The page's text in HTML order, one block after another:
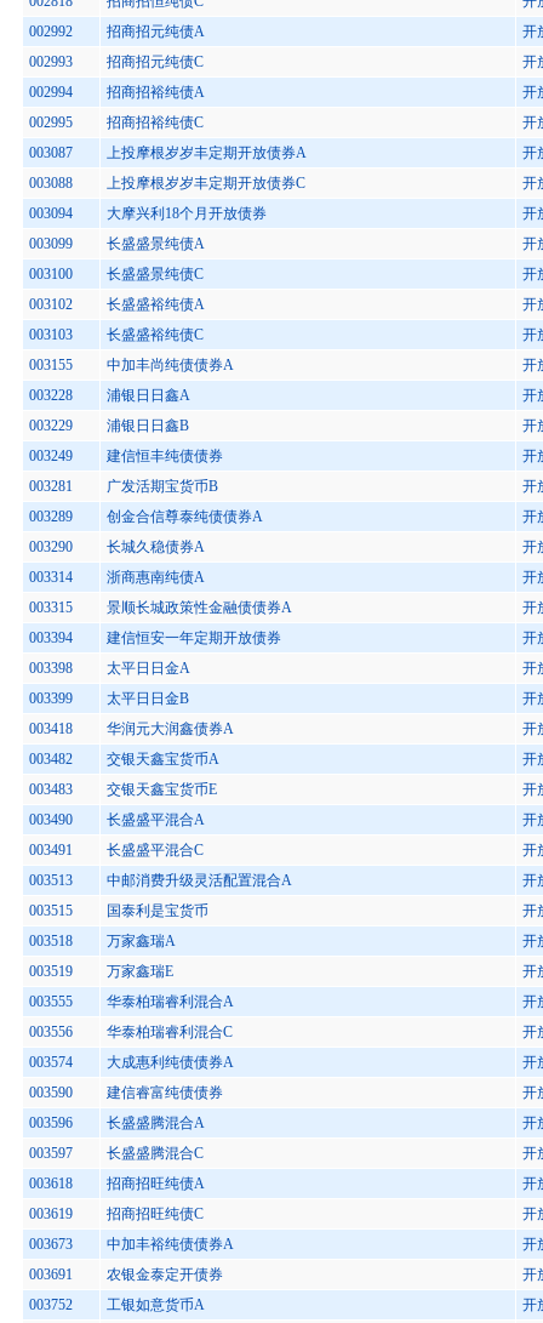
002992
招商招元纯债A
开
002993
招商招元纯债C
开
002994
招商招裕纯债A
开
002995
招商招裕纯债C
开
003087
上投摩根岁岁丰定期开放债券A
开
003088
上投摩根岁岁丰定期开放债券C
开
003094
大摩兴利18个月开放债券
开
003099
长盛盛景纯债A
开
003100
长盛盛景纯债C
开
003102
长盛盛裕纯债A
开
003103
长盛盛裕纯债C
开
003155
中加丰尚纯债债券A
开
003228
浦银日日鑫A
开
003229
浦银日日鑫B
开
003249
建信恒丰纯债债券
开
003281
广发活期宝货币B
开
003289
创金合信尊泰纯债债券A
开
003290
长城久稳债券A
开
003314
浙商惠南纯债A
开
003315
景顺长城政策性金融债债券A
开
003394
建信恒安一年定期开放债券
开
003398
太平日日金A
开
003399
太平日日金B
开
003418
华润元大润鑫债券A
开
003482
交银天鑫宝货币A
开
003483
交银天鑫宝货币E
开
003490
长盛盛平混合A
开
003491
长盛盛平混合C
开
003513
中邮消费升级灵活配置混合A
开
003515
国泰利是宝货币
开
003518
万家鑫瑞A
开
003519
万家鑫瑞E
开
003555
华泰柏瑞睿利混合A
开
003556
华泰柏瑞睿利混合C
开
003574
大成惠利纯债债券A
开
003590
建信睿富纯债债券
开
003596
长盛盛腾混合A
开
003597
长盛盛腾混合C
开
003618
招商招旺纯债A
开
003619
招商招旺纯债C
开
003673
中加丰裕纯债债券A
开
003691
农银金泰定开债券
开
003752
工银如意货币A
开